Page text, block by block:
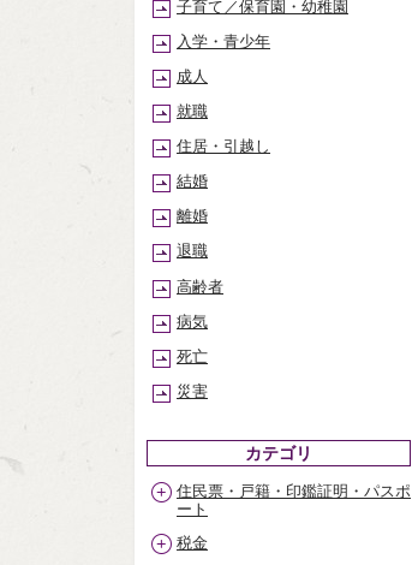
子育て／保育園・幼稚園
入学・青少年
成人
就職
住居・引越し
結婚
離婚
退職
高齢者
病気
死亡
災害
カテゴリ
住民票・戸籍・印鑑証明・パスポ
ート
税金